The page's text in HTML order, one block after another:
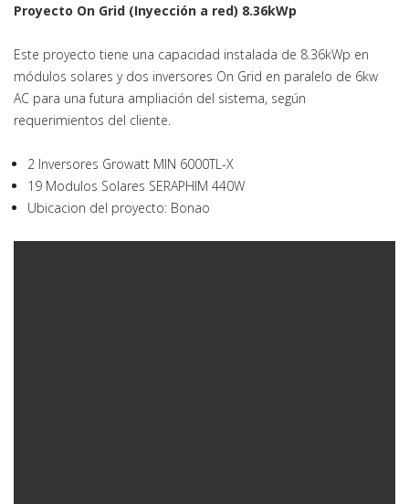
Proyecto On Grid (Inyección a red) 8.36kWp
Este proyecto tiene una capacidad instalada de 8.36kWp en
módulos solares y dos inversores On Grid en paralelo de 6kw
AC para una futura ampliación del sistema, según
requerimientos del cliente.
2 Inversores Growatt MIN 6000TL-X
19 Modulos Solares SERAPHIM 440W
Ubicacion del proyecto: Bonao